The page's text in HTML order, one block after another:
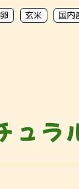
玄米 国内
ュラ